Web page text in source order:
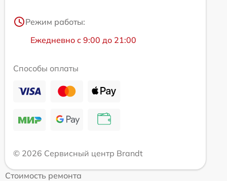
Режим работы:
Ежедневно с 9:00 до 21:00
Способы оплаты
© 2026 Сервисный центр Brandt
Стоимость ремонта